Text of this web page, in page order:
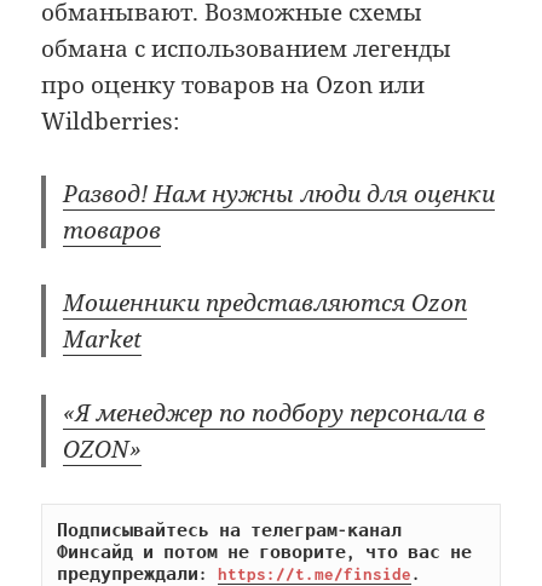
обманывают. Возможные схемы
обмана с использованием легенды
про оценку товаров на Ozon или
Wildberries:
Развод! Нам нужны люди для оценки
товаров
Мошенники представляются Ozon
Market
«Я менеджер по подбору персонала в
OZON»
Подписывайтесь на телеграм-канал
Финсайд и потом не говорите, что вас не
предупреждали: https://t.me/finside.